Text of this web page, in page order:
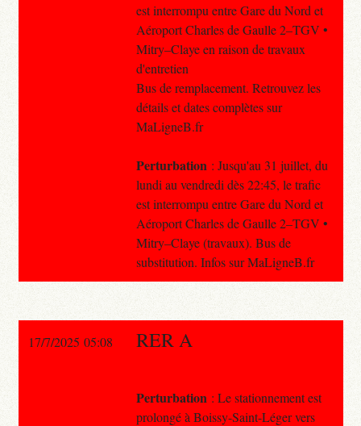
est interrompu entre Gare du Nord et
Aéroport Charles de Gaulle 2–TGV •
Mitry–Claye en raison de travaux
d'entretien
Bus de remplacement. Retrouvez les
détails et dates complètes sur
MaLigneB.fr
Perturbation : Jusqu'au 31 juillet, du
lundi au vendredi dès 22:45, le trafic
est interrompu entre Gare du Nord et
Aéroport Charles de Gaulle 2–TGV •
Mitry–Claye (travaux). Bus de
substitution. Infos sur MaLigneB.fr
17/7/2025 05:08 RER A
Perturbation : Le stationnement est
prolongé à Boissy-Saint-Léger vers